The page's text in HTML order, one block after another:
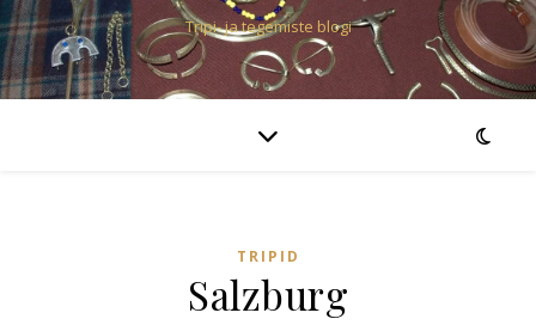
Tripi- ja tegemiste blogi
TRIPID
Salzburg